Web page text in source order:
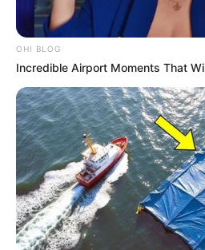
15 Comentários
Gabriela há 16 anos
Muitooo bomm , parabéns .
Jackie há 16 anos
OHI BLOG
Incredible Airport Moments That